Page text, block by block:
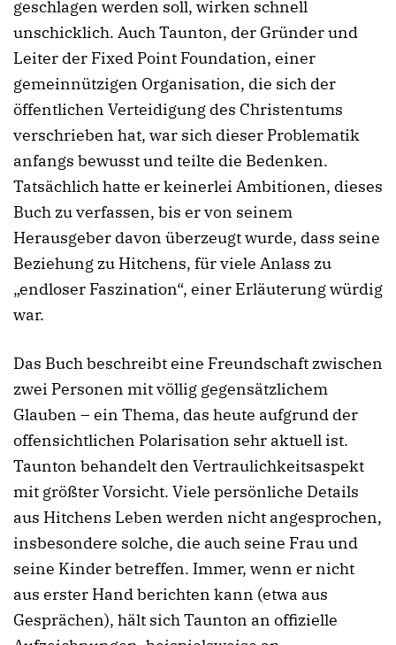
geschlagen werden soll, wirken schnell
unschicklich. Auch Taunton, der Gründer und
Leiter der Fixed Point Foundation, einer
gemeinnützigen Organisation, die sich der
öffentlichen Verteidigung des Christentums
verschrieben hat, war sich dieser Problematik
anfangs bewusst und teilte die Bedenken.
Tatsächlich hatte er keinerlei Ambitionen, dieses
Buch zu verfassen, bis er von seinem
Herausgeber davon überzeugt wurde, dass seine
Beziehung zu Hitchens, für viele Anlass zu
„endloser Faszination“, einer Erläuterung würdig
war.
Das Buch beschreibt eine Freundschaft zwischen
zwei Personen mit völlig gegensätzlichem
Glauben – ein Thema, das heute aufgrund der
offensichtlichen Polarisation sehr aktuell ist.
Taunton behandelt den Vertraulichkeitsaspekt
mit größter Vorsicht. Viele persönliche Details
aus Hitchens Leben werden nicht angesprochen,
insbesondere solche, die auch seine Frau und
seine Kinder betreffen. Immer, wenn er nicht
aus erster Hand berichten kann (etwa aus
Gesprächen), hält sich Taunton an offizielle